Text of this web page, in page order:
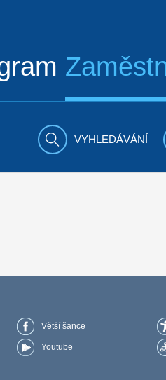
VYHLEDÁVÁNÍ
Větší šance
Youtube